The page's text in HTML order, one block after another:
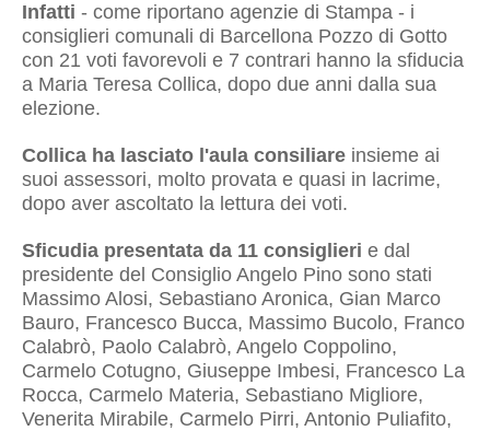
Infatti - come riportano agenzie di Stampa - i
consiglieri comunali di Barcellona Pozzo di Gotto
con 21 voti favorevoli e 7 contrari hanno la sfiducia
a Maria Teresa Collica, dopo due anni dalla sua
elezione.
Collica ha lasciato l'aula consiliare insieme ai
suoi assessori, molto provata e quasi in lacrime,
dopo aver ascoltato la lettura dei voti.
Sficudia presentata da 11 consiglieri e dal
presidente del Consiglio Angelo Pino sono stati
Massimo Alosi, Sebastiano Aronica, Gian Marco
Bauro, Francesco Bucca, Massimo Bucolo, Franco
Calabrò, Paolo Calabrò, Angelo Coppolino,
Carmelo Cotugno, Giuseppe Imbesi, Francesco La
Rocca, Carmelo Materia, Sebastiano Migliore,
Venerita Mirabile, Carmelo Pirri, Antonio Puliafito,